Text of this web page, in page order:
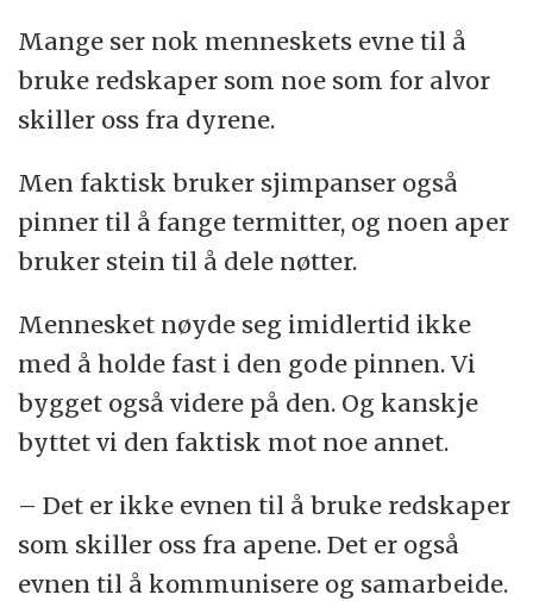
Mange ser nok menneskets evne til å
bruke redskaper som noe som for alvor
skiller oss fra dyrene.
Men faktisk bruker sjimpanser også
pinner til å fange termitter, og noen aper
bruker stein til å dele nøtter.
Mennesket nøyde seg imidlertid ikke
med å holde fast i den gode pinnen. Vi
bygget også videre på den. Og kanskje
byttet vi den faktisk mot noe annet.
– Det er ikke evnen til å bruke redskaper
som skiller oss fra apene. Det er også
evnen til å kommunisere og samarbeide.